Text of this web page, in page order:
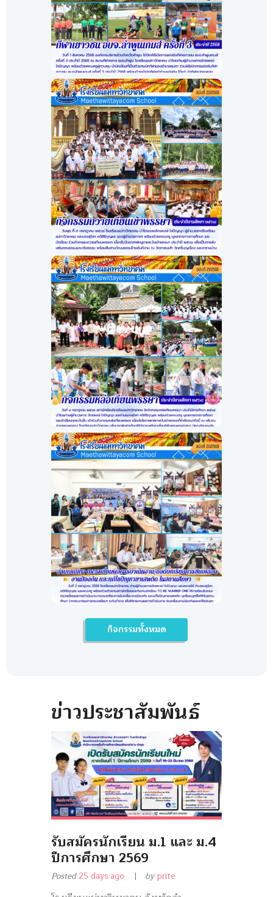
กีฬาเยาวชน อบจ.ลำพูนเกมส์
ครั้งที่ 3
คลิก! กีฬาเยาวชน อบจ.ลำพูนเกมส
กิจกรรมถวายเทียนเข้าพรรษา
ประจำปี ๒๕๖๘
คลิก!>กิจกรรมถวายเทียนเข้าพ
กิจกรรมหล่เทียนพรรษา
ปี2568
คลิก!>กิจกรรมหล่เทียนพรรษา
อ.แม่ทา ตรวจเยี่ยมผลการ
สถานศึกษา
กิจกรรมทั้งหมด
ข่าวประชาสัมพันธ์
รับสมัครนักเรียน ม.1 และ ม.4
ปีการศึกษา 2569
Posted25 days ago byprite